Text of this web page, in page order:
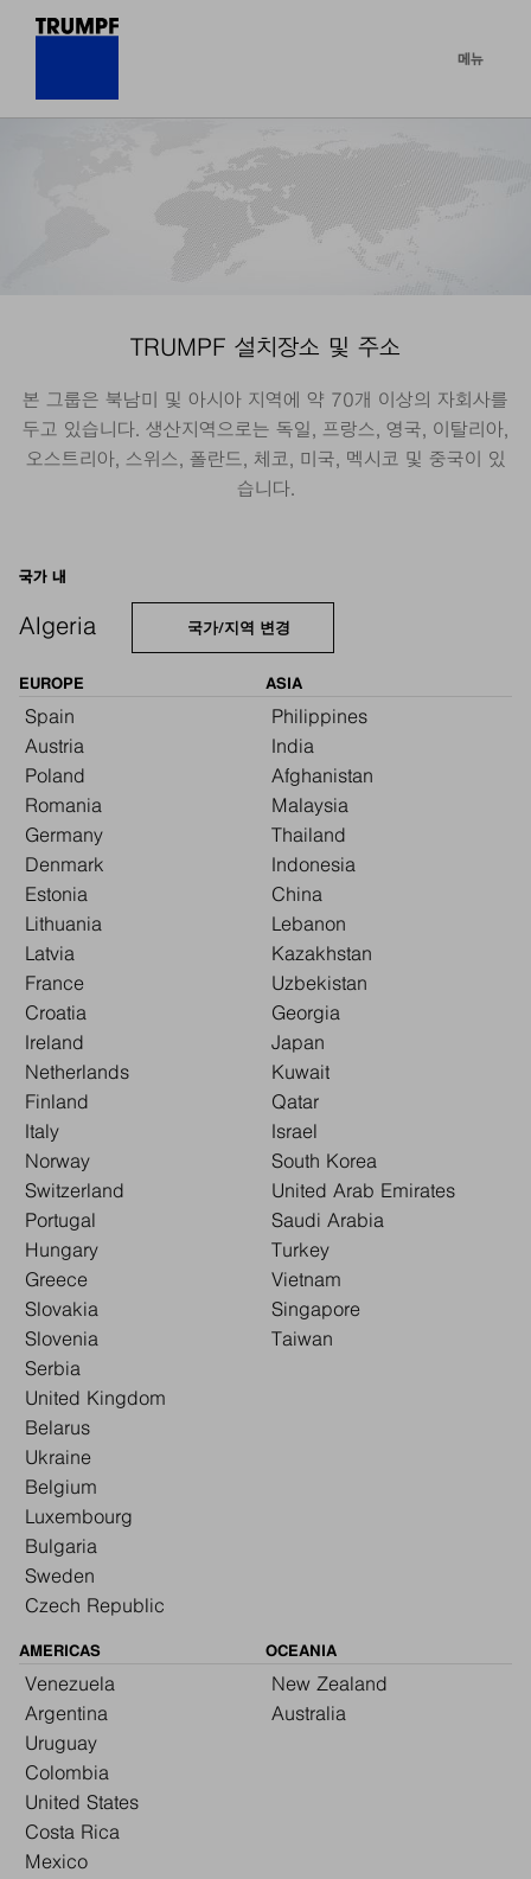
메뉴
TRUMPF 설치장소 및 주소
본 그룹은 북남미 및 아시아 지역에 약 70개 이상의 자회사를
두고 있습니다. 생산지역으로는 독일, 프랑스, 영국, 이탈리아,
오스트리아, 스위스, 폴란드, 체코, 미국, 멕시코 및 중국이 있
습니다.
국가 내
Algeria 국가/지역 변경
EUROPE
Spain
Austria
Poland
Romania
Germany
Denmark
Estonia
Lithuania
Latvia
France
Croatia
Ireland
Netherlands
Finland
Italy
Norway
Switzerland
Portugal
Hungary
Greece
Slovakia
Slovenia
Serbia
United Kingdom
Belarus
Ukraine
Belgium
Luxembourg
Bulgaria
Sweden
Czech Republic
ASIA
Philippines
India
Afghanistan
Malaysia
Thailand
Indonesia
China
Lebanon
Kazakhstan
Uzbekistan
Georgia
Japan
Kuwait
Qatar
Israel
South Korea
United Arab Emirates
Saudi Arabia
Turkey
Vietnam
Singapore
Taiwan
AMERICAS
Venezuela
Argentina
Uruguay
Colombia
United States
Costa Rica
Mexico
OCEANIA
New Zealand
Australia